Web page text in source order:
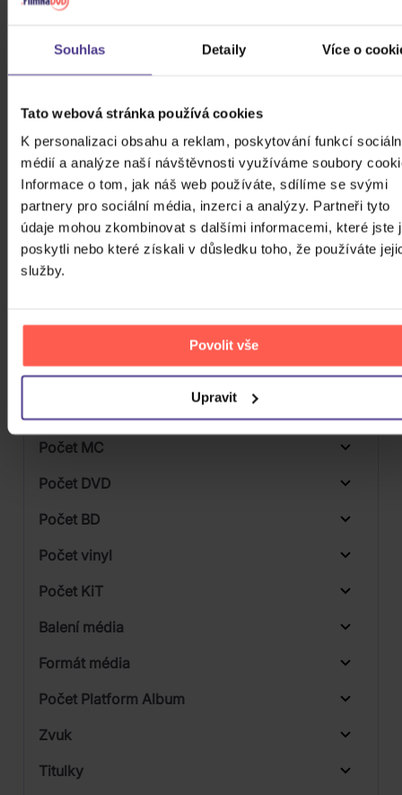
Souhlas Detaily Více o
Tato webová stránka používá cookies
K personalizaci obsahu a reklam, poskytování funkcí
médií a analýze naší návštěvnosti využíváme soubory
Informace o tom, jak náš web používáte, sdílíme se svými
partnery pro sociální média, inzerci a analýzy. Partneři tyto
údaje mohou zkombinovat s dalšími informacemi, které jste
poskytli nebo které získali v důsledku toho, že používáte
služby.
Povolit vše
Upravit
Cena
24 Kč 99980 Kč
Značka/Výrobce
Rok vydání
CD
3D
Počet MC
Počet DVD
Počet BD
Počet vinyl
Počet KiT
Balení média
Formát média
Počet Platform Album
Zvuk
Titulky